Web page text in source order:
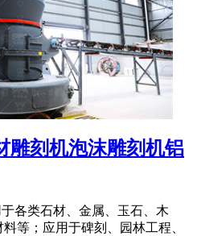
雕刻机泡沫雕刻机铝
各类石材、金属、玉石、木
等；应用于碑刻、园林工程、